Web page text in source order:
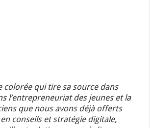
colorée qui tire sa source dans
l’entrepreneuriat des jeunes et la
que nous avons déjà offerts
conseils et stratégie digitale,